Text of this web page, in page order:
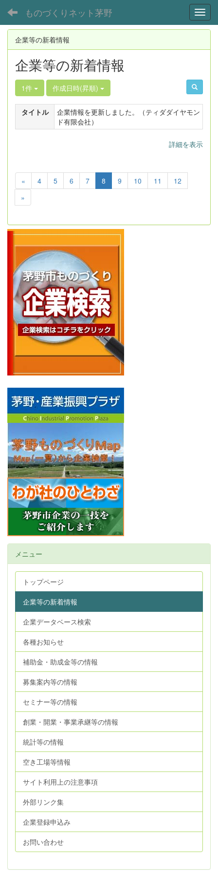
ものづくりネット茅野
企業等の新着情報
企業等の新着情報
1件 作成日時(昇順)
タイトル
企業情報を更新しました。（ティダダイヤモン
ド有限会社）
詳細を表示
« 4 5 6 7 8 9 10 11
12
»
メニュー
トップページ
企業等の新着情報
企業データベース検索
各種お知らせ
補助金・助成金等の情報
募集案内等の情報
セミナー等の情報
創業・開業・事業承継等の情報
統計等の情報
空き工場等情報
サイト利用上の注意事項
外部リンク集
企業登録申込み
お問い合わせ